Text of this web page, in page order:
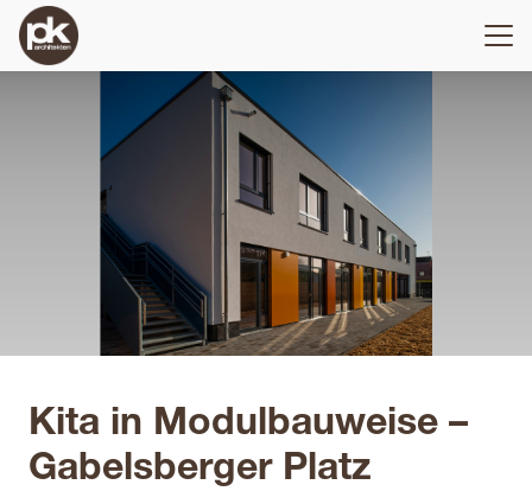
Kita in Modulbauweise –
Gabelsberger Platz